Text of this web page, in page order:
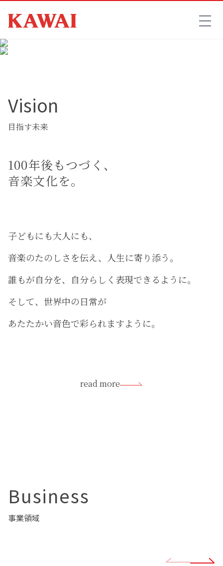
Vision
目指す未来
100年後もつづく、
音楽文化を。
子どもにも大人にも、
音楽のたのしさを伝え、人生に寄り添う。
誰もが自分を、自分らしく表現できるように。
そして、世界中の日常が
あたたかい音色で彩られますように。
read more
Business
事業領域